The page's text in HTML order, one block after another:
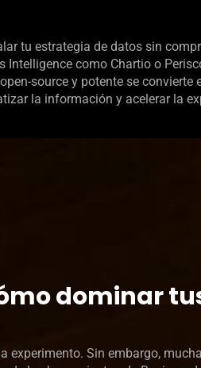
tu estrategia de datos sin
como Chartio o
source y potente se convierte
la información y acelerar la
dominar
experimento. Sin embargo,